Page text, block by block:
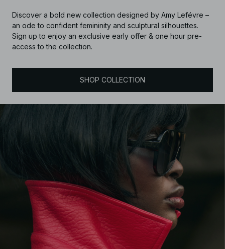
Discover a bold new collection designed by Amy Lefévre –
an ode to confident femininity and sculptural silhouettes.
Sign up to enjoy an exclusive early offer & one hour pre-
access to the collection.
SHOP COLLECTION